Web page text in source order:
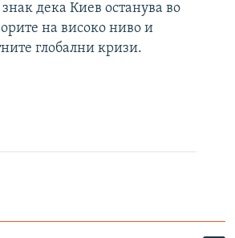
дека Киев останува во
на високо ниво и
глобални кризи.